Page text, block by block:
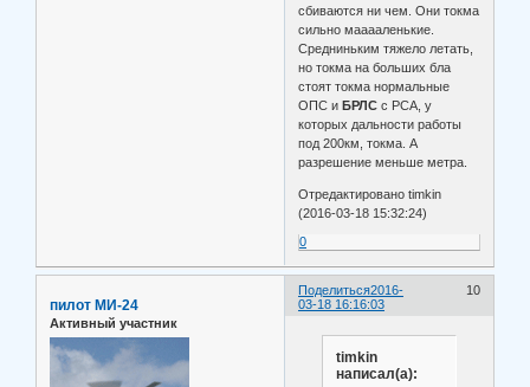
сбиваются ни чем. Они токма
сильно мааааленькие.
Средниньким тяжело летать,
но токма на больших бла
стоят токма нормальные
ОПС иБРЛС с РСА, у
которых дальности работы
под 200км, токма. А
разрешение меньше метра.
Отредактировано timkin
(2016-03-18 15:32:24)
0
Поделиться 10
2016-
03-18 16:16:03
пилот МИ-24
Активный участник
timkin
написал(а):